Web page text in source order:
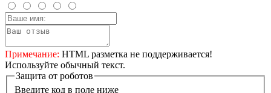
Примечание: HTML разметка не поддерживается!
Используйте обычный текст.
Защита от роботов
Введите код в поле ниже